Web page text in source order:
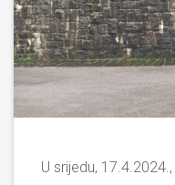
U srijedu,